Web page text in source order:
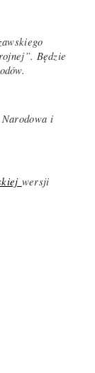
Będzie
i
wersji